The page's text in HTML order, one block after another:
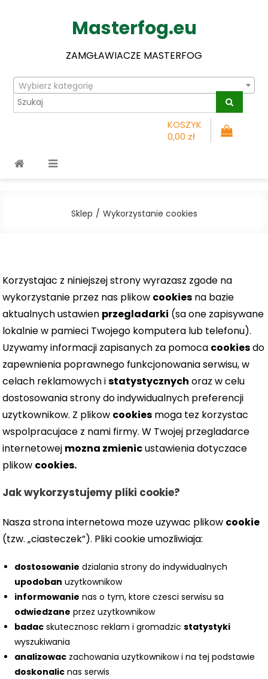
Masterfog.eu
ZAMGŁAWIACZE MASTERFOG
Wybierz kategorię
KOSZYK
0,00 zł
Sklep Wykorzystanie cookies
Korzystajac z niniejszej strony wyrazasz zgode na
wykorzystanie przez nas plikow cookies na bazie
aktualnych ustawien przegladarki (sa one zapisywane
lokalnie w pamieci Twojego komputera lub telefonu).
Uzywamy informacji zapisanych za pomoca cookiesdo
zapewnienia poprawnego funkcjonowania serwisu, w
celach reklamowych istatystycznych oraz w celu
dostosowania strony do indywidualnych preferencji
uzytkownikow. Z plikow cookies moga tez korzystac
wspolpracujace z nami firmy. W Twojej przegladarce
internetowej mozna zmienicustawienia dotyczace
plikow cookies.
Jak wykorzystujemy pliki cookie?
Nasza strona internetowa moze uzywac plikow cookie
(tzw. „ciasteczek”). Pliki cookie umozliwiaja:
dostosowanie dzialania strony do indywidualnych
upodoban uzytkownikow
informowanie nas o tym, ktore czesci serwisu sa
odwiedzane przez uzytkownikow
badac skutecznosc reklam i gromadzicstatystyki
wyszukiwania
analizowac zachowania uzytkownikow i na tej podstawie
doskonalic nas serwis